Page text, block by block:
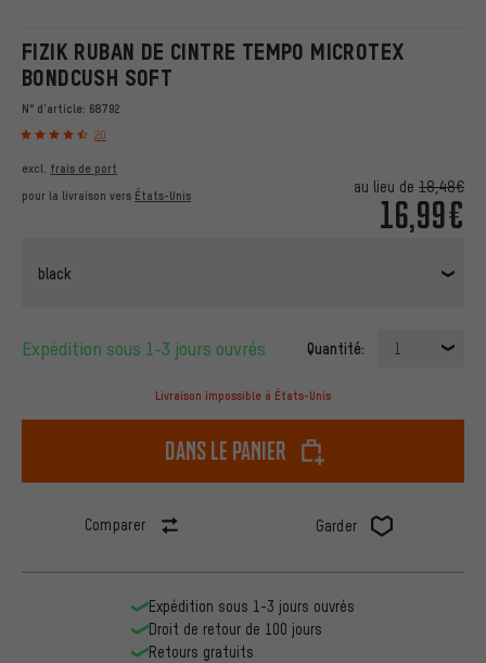
FIZIK RUBAN DE CINTRE TEMPO MICROTEX
BONDCUSH SOFT
N° d'article: 68792
20
au lieu de 18,48€
16,99€
excl. frais de port
pour la livraison vers États-Unis
black
Expédition sous 1-3 jours ouvrés Quantité: 1
Livraison impossible à États-Unis
dans le panier
Comparer Garder
Expédition sous 1-3 jours ouvrés
Droit de retour de 100 jours
Retours gratuits